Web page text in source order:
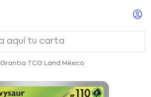
Grantia TCG Land México